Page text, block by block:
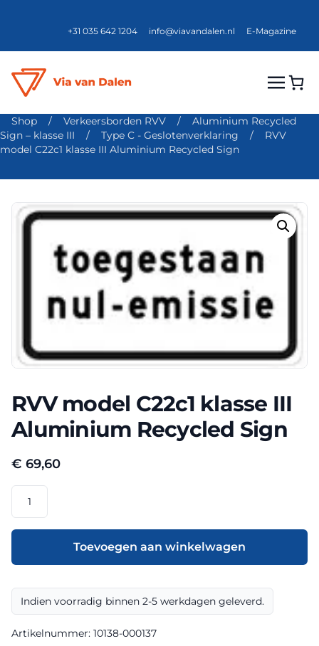
+31 035 642 1204 info@viavandalen.nl E-Magazine
Shop / Verkeersborden RVV /
Aluminium Recycled
Sign – klasse III
/ Type C - Geslotenverklaring /
RVV
model C22c1 klasse III Aluminium Recycled Sign
RVV model C22c1 klasse III
Aluminium Recycled Sign
€ 69,60
C22c1
III
Recycled
Sign
aantal
Toevoegen aan winkelwagen
Indien voorradig binnen 2-5 werkdagen geleverd.
Artikelnummer: 10138-000137